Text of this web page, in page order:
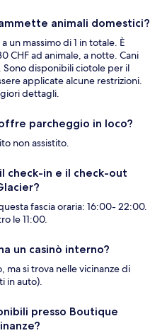
animali domestici?
un massimo di 1 in totale. È
CHF ad animale, a notte. Cani
disponibili ciotole per il
applicate alcune restrizioni.
dettagli.
parcheggio in loco?
non assistito.
check-in e il check-out
fascia oraria: 16:00- 22:00.
le 11:00.
un casinò interno?
ma si trova nelle vicinanze di
in auto).
presso Boutique